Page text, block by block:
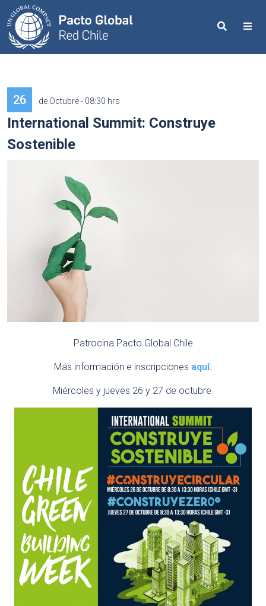
Search
26 de Octubre - 08:30 hrs
International Summit: Construye
Sostenible
Patrocina Pacto Global Chile
Más información e inscripciones aquí.
Miércoles y jueves 26 y 27 de octubre.